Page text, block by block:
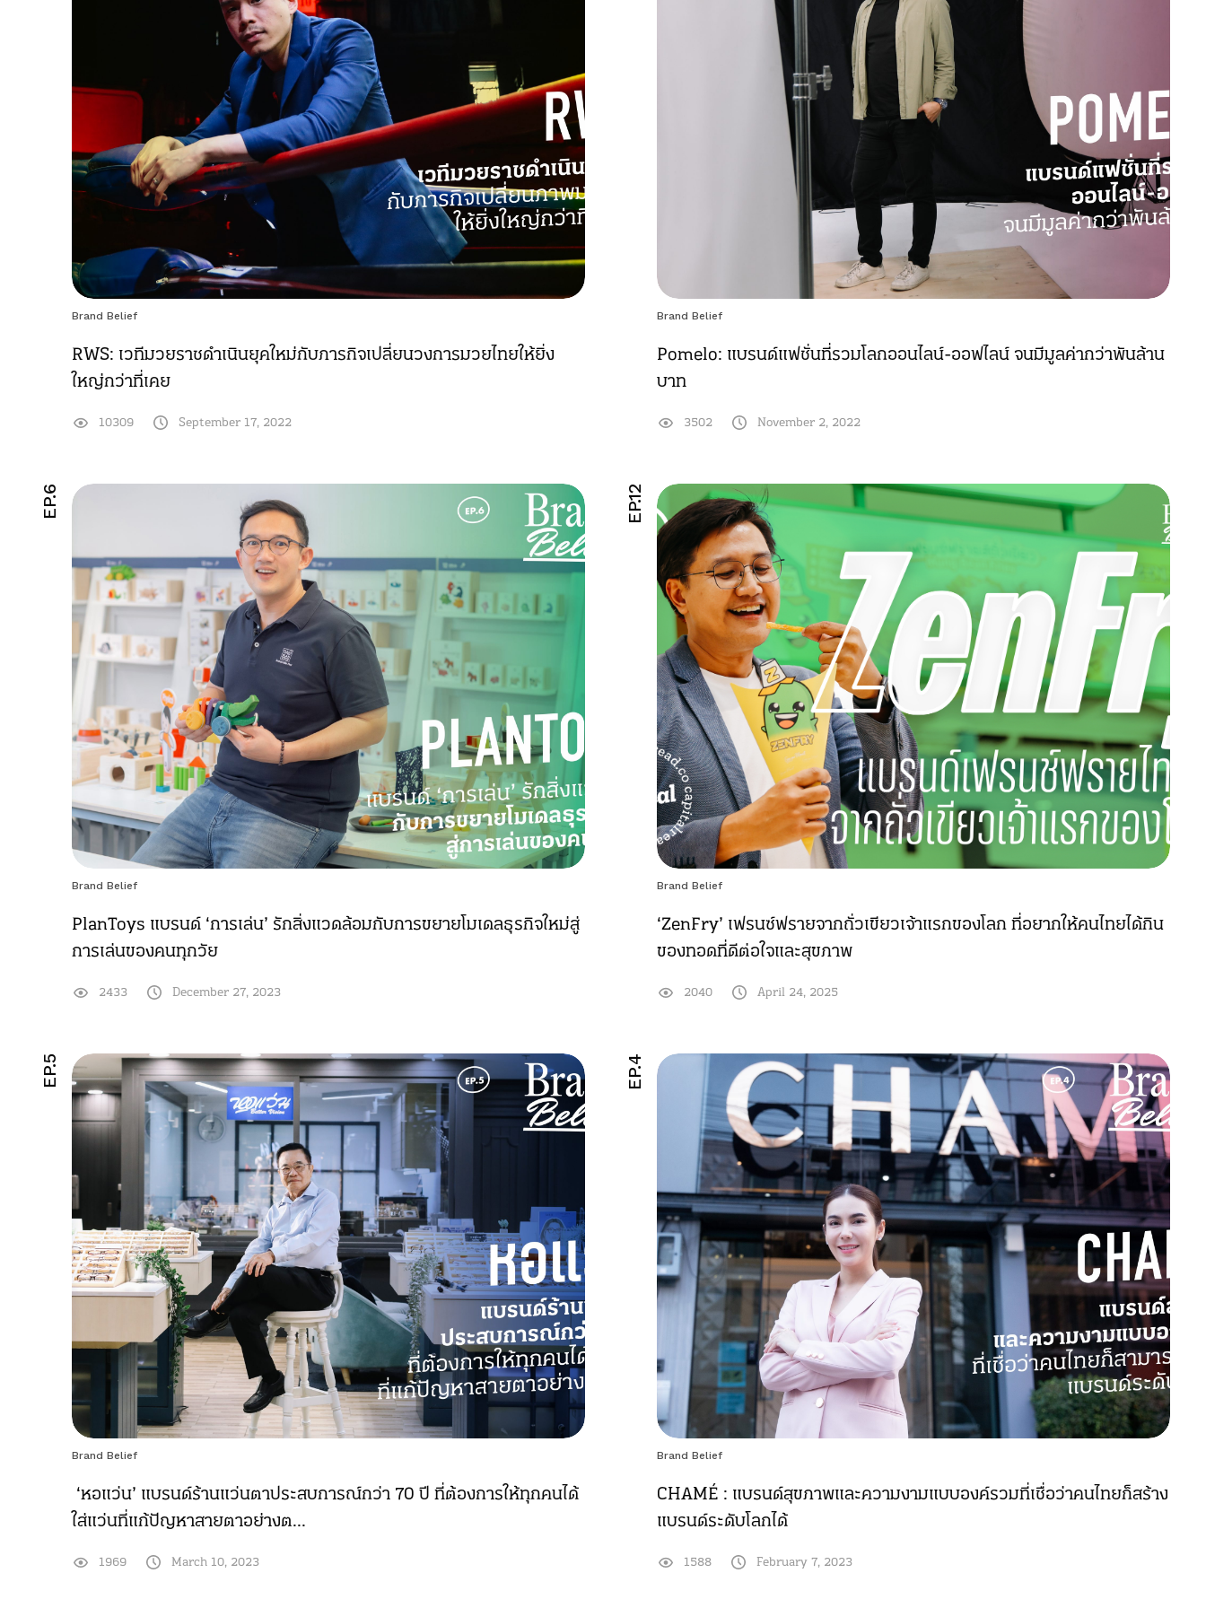
Brand Belief
RWS: เวทีมวยราชดำเนินยุคใหม่กับภารกิจเปลี่ยนวงการมวยไทยให้ยิ่ง
ใหญ่กว่าที่เคย
10309 September 17, 2022
Brand Belief
Pomelo: แบรนด์แฟชั่นที่รวมโลกออนไลน์-ออฟไลน์ จนมีมูลค่ากว่าพันล้าน
บาท
3502 November 2, 2022
Brand Belief
PlanToys แบรนด์ ‘การเล่น’ รักสิ่งแวดล้อมกับการขยายโมเดลธุรกิจใหม่สู่
การเล่นของคนทุกวัย
EP.6
2433 December 27, 2023
Brand Belief
‘ZenFry’ เฟรนซ์ฟรายจากถั่วเขียวเจ้าแรกของโลก ที่อยากให้คนไทยได้กิน
ของทอดที่ดีต่อใจและสุขภาพ
EP.12
2040 April 24, 2025
Brand Belief
‘หอแว่น’ แบรนด์ร้านแว่นตาประสบการณ์กว่า 70 ปี ที่ต้องการให้ทุกคนได้
ใส่แว่นที่แก้ปัญหาสายตาอย่างต...
EP.5
1969 March 10, 2023
Brand Belief
CHAMÉ : แบรนด์สุขภาพและความงามแบบองค์รวมที่เชื่อว่าคนไทยก็สร้าง
แบรนด์ระดับโลกได้
EP.4
1588 February 7, 2023